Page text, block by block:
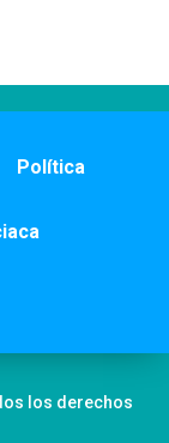
Política
los derechos